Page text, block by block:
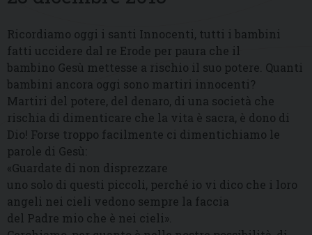
Ricordiamo oggi i santi Innocenti, tutti i bambini
fatti uccidere dal re Erode per paura che il
bambino Gesù mettesse a rischio il suo potere. Quanti
bambini ancora oggi sono martiri innocenti?
Martiri del potere, del denaro, di una società che
rischia di dimenticare che la vita è sacra, è dono di
Dio! Forse troppo facilmente ci dimentichiamo le
parole di Gesù:
«Guardate di non disprezzare
uno solo di questi piccoli, perché io vi dico che i loro
angeli nei cieli vedono sempre la faccia
del Padre mio che è nei cieli».